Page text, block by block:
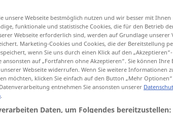
navle
unsere Webseite bestmöglich nutzen und wir besser mit Ihnen
funktionale und statistische Cookies, die für den Betrieb
Webseite erforderlich sind, werden auf Grundlage unserer
Marketing-Cookies und Cookies, die der Bereitstellung
wenn Sie uns durch einen Klick auf den
ansonsten auf „Fortfahren ohne Akzeptieren“. Sie können
Webseite widerrufen. Wenn Sie weitere Informationen
möchten, klicken Sie einfach auf den Button „Mehr
entnehmen Sie ansonsten unserer
.
Daten, um Folgendes bereitzustellen: